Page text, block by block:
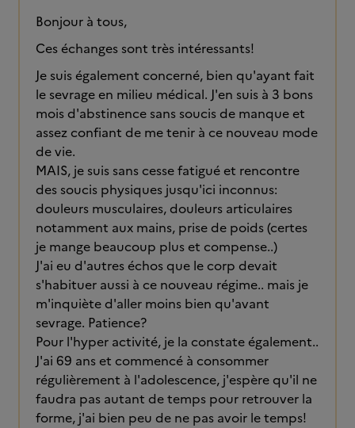
Bonjour à tous,
Ces échanges sont très intéressants!
Je suis également concerné, bien qu'ayant fait
le sevrage en milieu médical. J'en suis à 3 bons
mois d'abstinence sans soucis de manque et
assez confiant de me tenir à ce nouveau mode
de vie.
MAIS, je suis sans cesse fatigué et rencontre
des soucis physiques jusqu'ici inconnus:
douleurs musculaires, douleurs articulaires
notamment aux mains, prise de poids (certes
je mange beaucoup plus et compense..)
J'ai eu d'autres échos que le corp devait
s'habituer aussi à ce nouveau régime.. mais je
m'inquiète d'aller moins bien qu'avant
sevrage. Patience?
Pour l'hyper activité, je la constate également..
J'ai 69 ans et commencé à consommer
régulièrement à l'adolescence, j'espère qu'il ne
faudra pas autant de temps pour retrouver la
forme, j'ai bien peu de ne pas avoir le temps!